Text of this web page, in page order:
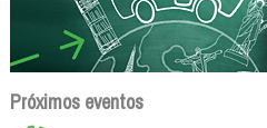
Próximos eventos